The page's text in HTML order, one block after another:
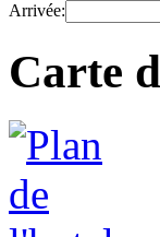
Arrivée:
Carte